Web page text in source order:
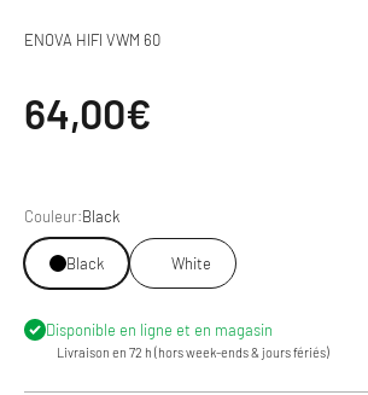
ENOVA HIFI VWM 60
Prix de vente
64,00€
Couleur:Black
Black White
Disponible en ligne et en magasin
Livraison en 72 h (hors week-ends & jours fériés)